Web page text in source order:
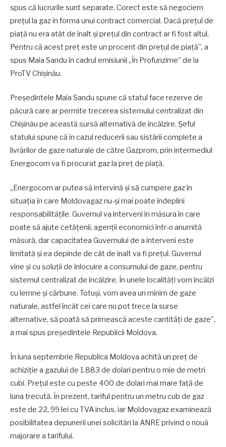
spus că lucrurile sunt separate. Corect este să negociem
prețul la gaz în forma unui contract comercial. Dacă prețul de
piață nu era atât de înalt și prețul din contract ar fi fost altul.
Pentru că acest preț este un procent din prețul de piață”, a
spus Maia Sandu în cadrul emisiunii „În Profunzime” de la
ProTV Chișinău.
Președintele Maia Sandu spune că statul face rezerve de
păcură care ar permite trecerea sistemului centralizat din
Chișinău pe această sursă alternativă de încălzire. Șeful
statului spune că în cazul reducerii sau sistării complete a
livrărilor de gaze naturale de către Gazprom, prin intermediul
Energocom va fi procurat gaz la preț de piață.
„Energocom ar putea să intervină și să cumpere gaz în
situația în care Moldovagaz nu-și mai poate îndeplini
responsabilitățile. Guvernul va interveni în măsura în care
poate să ajute cetățenii, agenții economici într-o anumită
măsură, dar capacitatea Guvernului de a interveni este
limitată și ea depinde de cât de înalt va fi prețul. Guvernul
vine și cu soluții de înlocuire a consumului de gaze, pentru
sistemul centralizat de încălzire. În unele localități vom încălzi
cu lemne și cărbune. Totuși, vom avea un minim de gaze
naturale, astfel încât cei care nu pot trece la surse
alternative, să poată să primească aceste cantități de gaze”,
a mai spus președintele Republicii Moldova.
În luna septembrie Republica Moldova achită un preț de
achiziție a gazului de 1.883 de dolari pentru o mie de metri
cubi. Prețul este cu peste 400 de dolari mai mare față de
luna trecută. În prezent, tariful pentru un metru cub de gaz
este de 22, 99 lei cu TVA inclus, iar Moldovagaz examinează
posibilitatea depunerii unei solicitări la ANRE privind o nouă
majorare a tarifului.